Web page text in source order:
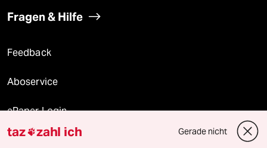
Fragen & Hilfe
Feedback
Aboservice
ePaper Login
Downloads für Abonnierende
taz zahl ich Gerade nicht